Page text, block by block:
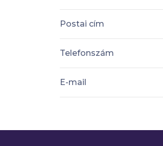
Postai cím
Telefonszám
E-mail